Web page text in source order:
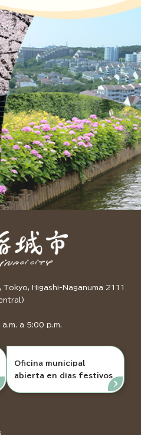
Higashi-Naganuma 2111
a 5:00 p.m.
Oficina municipal
abierta en días festivos